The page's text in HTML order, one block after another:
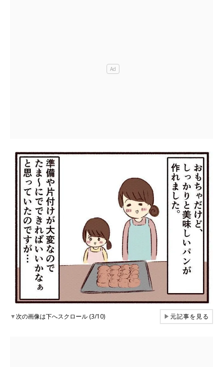
▼次の画像は下へスクロール (3/10) ▶元記事を見る